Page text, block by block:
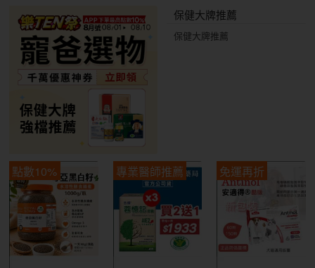
保健大牌推薦
保健大牌推薦
點數10% 專業醫師推薦 免運再折